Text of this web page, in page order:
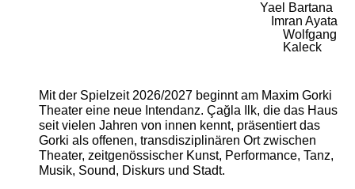
Yael Bartana
Imran Ayata
Wolfgang
Kaleck
Mit der Spielzeit 2026/2027 beginnt am Maxim Gorki
Theater eine neue Intendanz. Çağla Ilk, die das Haus
seit vielen Jahren von innen kennt, präsentiert das
Gorki als offenen, transdisziplinären Ort zwischen
Theater, zeitgenössischer Kunst, Performance, Tanz,
Musik, Sound, Diskurs und Stadt.